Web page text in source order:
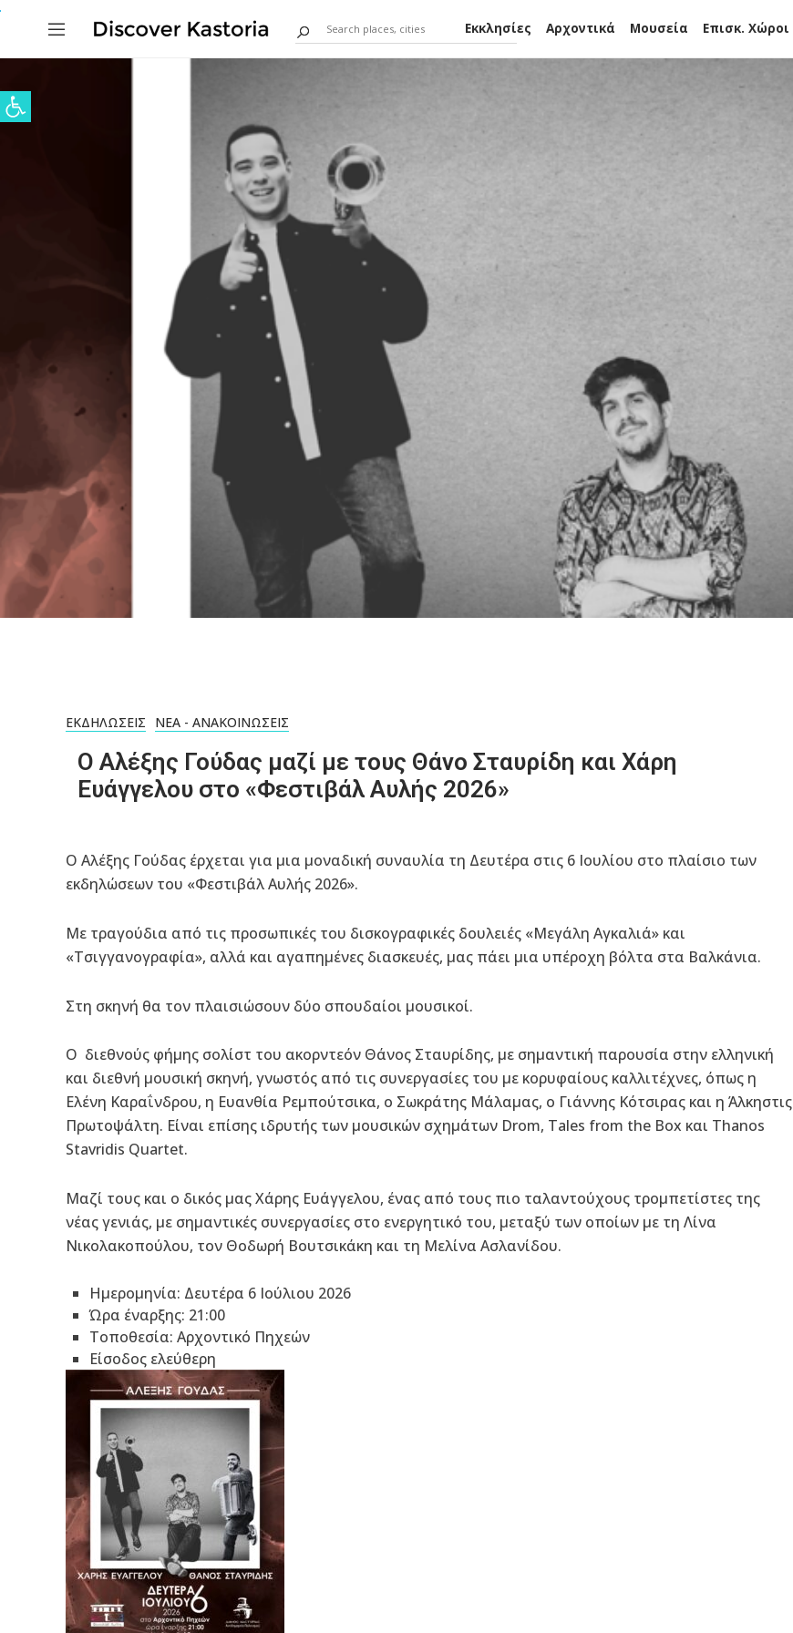
Ανοίξτε τη γραμμή εργαλείων
Εκκλησίες Αρχοντικά Μουσεία Επισκ. Χώροι
ΕΚΔΗΛΏΣΕΙΣ ΝΈΑ - ΑΝΑΚΟΙΝΏΣΕΙΣ
Ο Αλέξης Γούδας μαζί με τους Θάνο Σταυρίδη και Χάρη
Ευάγγελου στο «Φεστιβάλ Αυλής 2026»
Ο Αλέξης Γούδας έρχεται για μια μοναδική συναυλία τη Δευτέρα στις 6 Ιουλίου στο πλαίσιο των
εκδηλώσεων του «Φεστιβάλ Αυλής 2026».
Με τραγούδια από τις προσωπικές του δισκογραφικές δουλειές «Μεγάλη Αγκαλιά» και
«Τσιγγανογραφία», αλλά και αγαπημένες διασκευές, μας πάει μια υπέροχη βόλτα στα Βαλκάνια.
Στη σκηνή θα τον πλαισιώσουν δύο σπουδαίοι μουσικοί.
Ο διεθνούς φήμης σολίστ του ακορντεόν Θάνος Σταυρίδης, με σημαντική παρουσία στην ελληνική
και διεθνή μουσική σκηνή, γνωστός από τις συνεργασίες του με κορυφαίους καλλιτέχνες, όπως η
Ελένη Καραΐνδρου, η Ευανθία Ρεμπούτσικα, ο Σωκράτης Μάλαμας, ο Γιάννης Κότσιρας και η Άλκηστις
Πρωτοψάλτη. Είναι επίσης ιδρυτής των μουσικών σχημάτων Drom, Tales from the Box και Thanos
Stavridis Quartet.
Μαζί τους και ο δικός μας Χάρης Ευάγγελου, ένας από τους πιο ταλαντούχους τρομπετίστες της
νέας γενιάς, με σημαντικές συνεργασίες στο ενεργητικό του, μεταξύ των οποίων με τη Λίνα
Νικολακοπούλου, τον Θοδωρή Βουτσικάκη και τη Μελίνα Ασλανίδου.
Ημερομηνία: Δευτέρα 6 Ιούλιου 2026
Ώρα έναρξης: 21:00
Τοποθεσία: Αρχοντικό Πηχεών
Είσοδος ελεύθερη